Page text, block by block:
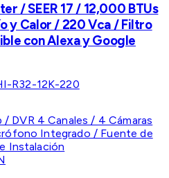
/ SEER 17 / 12,000 BTUs
y Calor / 220 Vca / Filtro
con Alexa y Google
R32-12K-220